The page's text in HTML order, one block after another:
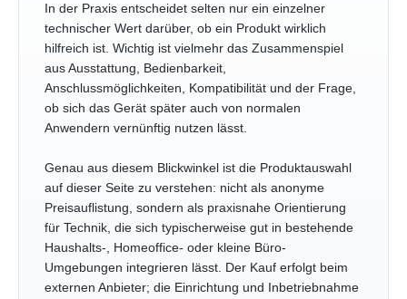
In der Praxis entscheidet selten nur ein einzelner
technischer Wert darüber, ob ein Produkt wirklich
hilfreich ist. Wichtig ist vielmehr das Zusammenspiel
aus Ausstattung, Bedienbarkeit,
Anschlussmöglichkeiten, Kompatibilität und der Frage,
ob sich das Gerät später auch von normalen
Anwendern vernünftig nutzen lässt.
Genau aus diesem Blickwinkel ist die Produktauswahl
auf dieser Seite zu verstehen: nicht als anonyme
Preisauflistung, sondern als praxisnahe Orientierung
für Technik, die sich typischerweise gut in bestehende
Haushalts-, Homeoffice- oder kleine Büro-
Umgebungen integrieren lässt. Der Kauf erfolgt beim
externen Anbieter; die Einrichtung und Inbetriebnahme